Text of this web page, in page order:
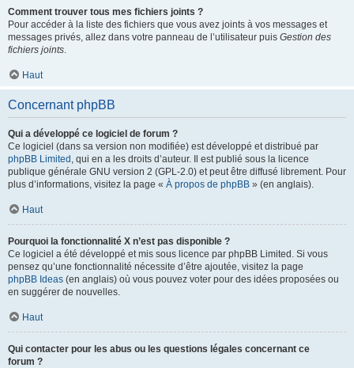
Comment trouver tous mes fichiers joints ?
Pour accéder à la liste des fichiers que vous avez joints à vos messages et
messages privés, allez dans votre panneau de l’utilisateur puis Gestion des
fichiers joints.
Haut
Concernant phpBB
Qui a développé ce logiciel de forum ?
Ce logiciel (dans sa version non modifiée) est développé et distribué par
phpBB Limited , qui en a les droits d’auteur. Il est publié sous la licence
publique générale GNU version 2 (GPL-2.0) et peut être diffusé librement. Pour
plus d’informations, visitez la page « À propos de phpBB » (en anglais).
Haut
Pourquoi la fonctionnalité X n’est pas disponible ?
Ce logiciel a été développé et mis sous licence par phpBB Limited. Si vous
pensez qu’une fonctionnalité nécessite d’être ajoutée, visitez la page
phpBB Ideas (en anglais) où vous pouvez voter pour des idées proposées ou
en suggérer de nouvelles.
Haut
Qui contacter pour les abus ou les questions légales concernant ce
forum ?